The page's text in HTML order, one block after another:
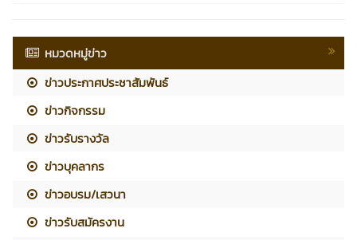
หมวดหมู่ข่าว
ข่าวประกาศประชาสัมพันธ์
ข่าวกิจกรรม
ข่าวรับรางวัล
ข่าวบุคลากร
ข่าวอบรม/เสวนา
ข่าวรับสมัครงาน